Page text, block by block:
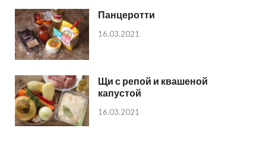
Панцеротти
16.03.2021
Щи с репой и квашеной
капустой
16.03.2021